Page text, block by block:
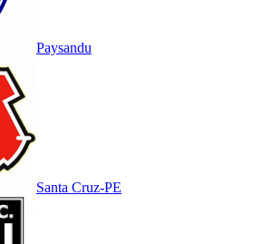
Paysandu
Santa Cruz-PE